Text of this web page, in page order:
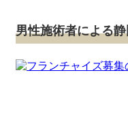
男性施術者による